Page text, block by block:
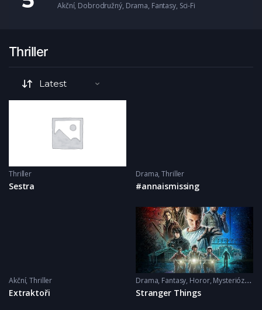
Thriller
Thriller
Sestra
Drama,Thriller
#annaismissing
Akční,Thriller
Extraktoři
Drama, Fantasy, Horor, Mysteriózní ,
Stranger Things
Akční, Dobrodružný, Drama, Fantasy, Sci-Fi